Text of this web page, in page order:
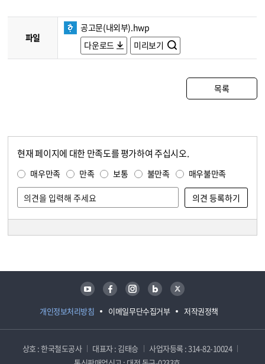
파일
공고문(내외부).hwp
다운로드
미리보기
목록
현재 페이지에 대한 만족도를 평가하여 주십시오.
매우만족 만족 보통 불만족 매우불만족
개인정보처리방침 이메일무단수집거부 저작권정책
유튜브 페이스북 인스타그램 블로그 트위터
상호 : 한국철도공사 대표자 : 김태승
사업자등록 : 314-82-10024